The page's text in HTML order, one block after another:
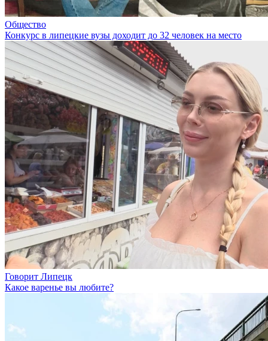
Общество
Конкурс в липецкие вузы доходит до 32 человек на место
Говорит Липецк
Какое варенье вы любите?